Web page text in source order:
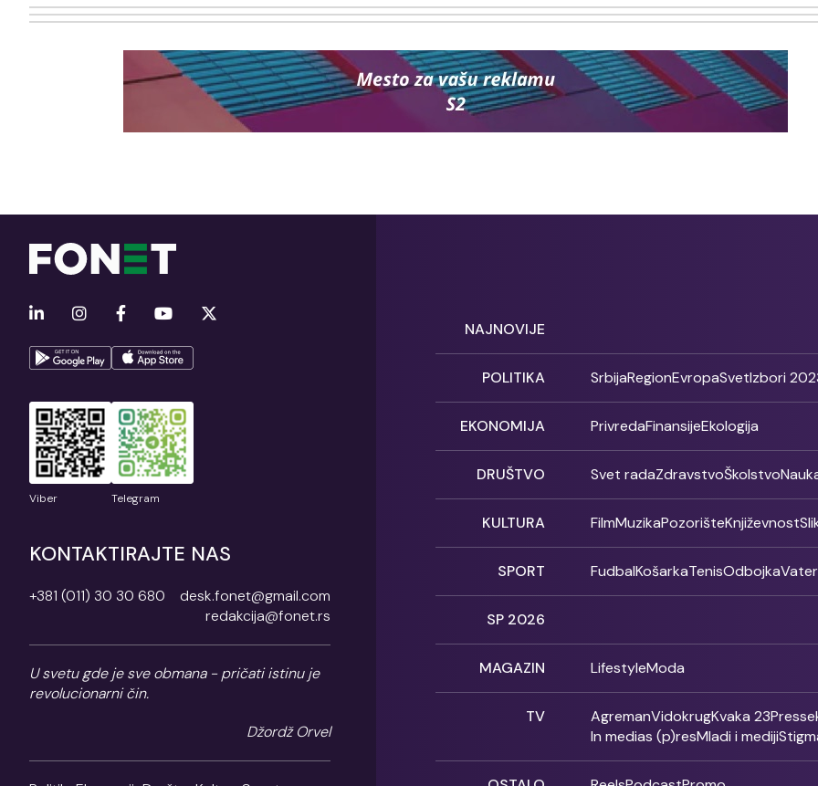
Viber Telegram
KONTAKTIRAJTE NAS
+381 (011) 30 30 680
desk.fonet@gmail.com
redakcija@fonet.rs
U svetu gde je sve obmana - pričati istinu je
revolucionarni čin.
Džordž Orvel
NAJNOVIJE
POLITIKA SrbijaRegionEvropaSvetIzbori
EKONOMIJA PrivredaFinansijeEkologija
DRUŠTVO Svet radaZdravstvoŠkolstvo
KULTURA FilmMuzikaPozorišteKnjiževnost
SPORT FudbalKošarkaTenisOdbojka
SP 2026
MAGAZIN LifestyleModa
TV AgremanVidokrugKvaka 23
In medias (p)resMladi i mediji